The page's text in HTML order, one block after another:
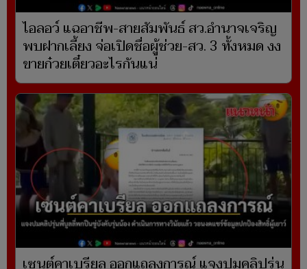
ไอลอว์ แฉอาชีพ-สายสัมพันธ์ สว.อำนาจเจริญ
พบฝากเลี้ยง จ่อเปิดชื่อผู้ช่วย-สว. 3 ทั้งหมด งง
ขายก๋วยเตี๋ยวอะไรกันแน่
เซนต์คาเบรียล ออกแถลงการณ์ แจงปมคลิปรุ่น